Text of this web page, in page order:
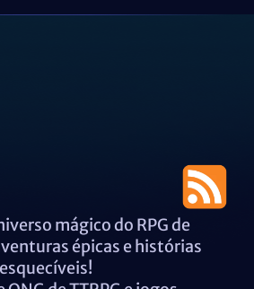
mágico do RPG de
épicas e histórias